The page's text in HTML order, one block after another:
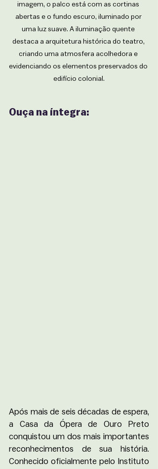
imagem, o palco está com as cortinas
abertas e o fundo escuro, iluminado por
uma luz suave. A iluminação quente
destaca a arquitetura histórica do teatro,
criando uma atmosfera acolhedora e
evidenciando os elementos preservados do
edifício colonial.
Ouça na íntegra:
Após mais de seis décadas de espera,
a Casa da Ópera de Ouro Preto
conquistou um dos mais importantes
reconhecimentos de sua história.
Conhecido oficialmente pelo Instituto